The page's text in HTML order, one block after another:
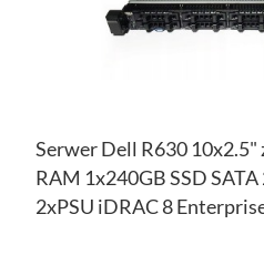
Serwer Dell R630 10x2.5"
RAM 1x240GB SSD
2xPSU iDRAC 8